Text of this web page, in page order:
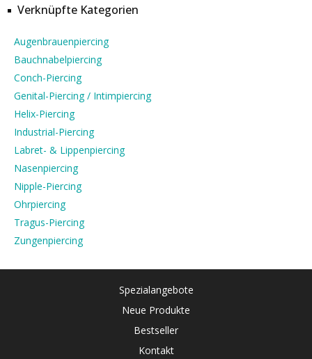
Verknüpfte Kategorien
Augenbrauenpiercing
Bauchnabelpiercing
Conch-Piercing
Genital-Piercing / Intimpiercing
Helix-Piercing
Industrial-Piercing
Labret- & Lippenpiercing
Nasenpiercing
Nipple-Piercing
Ohrpiercing
Tragus-Piercing
Zungenpiercing
Spezialangebote
Neue Produkte
Bestseller
Kontakt